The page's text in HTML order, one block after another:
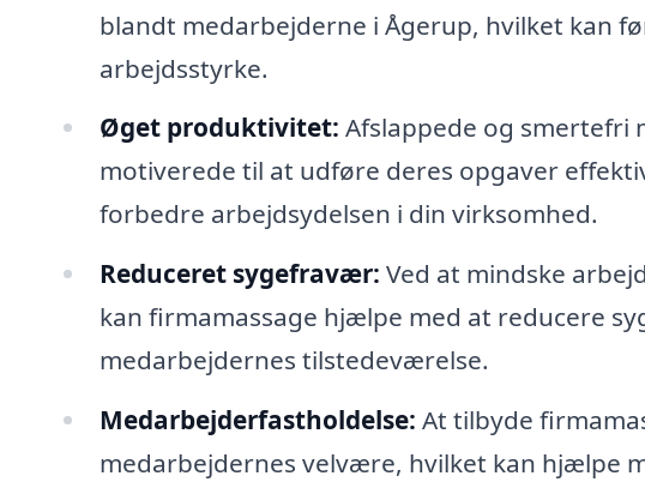
blandt medarbejderne i Ågerup, hvilket kan
arbejdsstyrke.
Øget produktivitet: Afslappede og smertefri
motiverede til at udføre deres opgaver
forbedre arbejdsydelsen i din virksomhed.
Reduceret sygefravær: Ved at mindske
kan firmamassage hjælpe med at reducere
medarbejdernes tilstedeværelse.
Medarbejderfastholdelse: At tilbyde
medarbejdernes velvære, hvilket kan hjælpe